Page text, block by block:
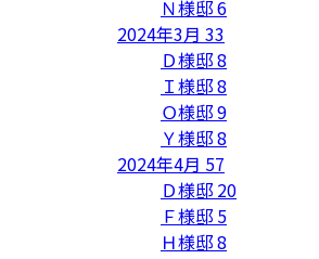
Ｎ様邸6
2024年3月 33
Ｄ様邸8
Ｉ様邸8
Ｏ様邸9
Ｙ様邸8
2024年4月 57
Ｄ様邸 20
Ｆ様邸 5
Ｈ様邸8